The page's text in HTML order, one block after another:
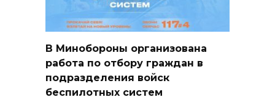
В Минобороны организована
работа по отбору граждан в
подразделения войск
беспилотных систем